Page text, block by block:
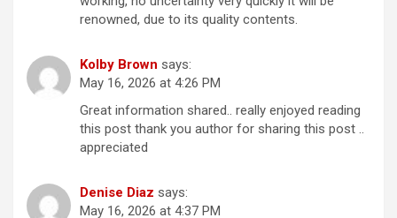
renowned, due to its quality contents.
Kolby Brown says:
May 16, 2026 at 4:26 PM
Great information shared.. really enjoyed reading
this post thank you author for sharing this post ..
appreciated
Denise Diaz says:
May 16, 2026 at 4:37 PM